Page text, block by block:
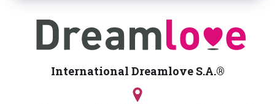
International Dreamlove S.A.®